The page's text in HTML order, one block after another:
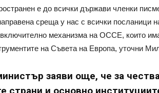
е до всички държави членки
среща у нас с всички посланици
включително механизма на ОССЕ, които
на Съвета на Европа, уточни
заяви още, че за